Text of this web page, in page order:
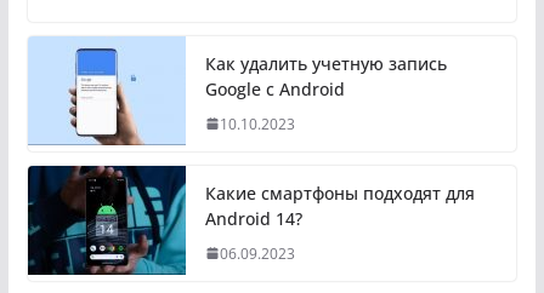
Как удалить учетную запись
Google с Android
10.10.2023
Какие смартфоны подходят для
Android 14?
06.09.2023